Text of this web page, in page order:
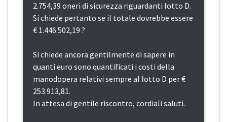
2.754,39 oneri di sicurezza riguardanti lotto D.
Si chiede pertanto se il totale dovrebbe essere
€ 1.446.502,19 ?
Si chiede ancora gentilmente di sapere in
quanti euro sono quantificati i costi della
manodopera relativi sempre al lotto D per €
253.913,81.
In attesa di gentile riscontro, cordiali saluti.